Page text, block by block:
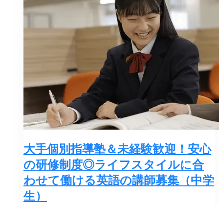
大手個別指導塾＆未経験歓迎！安心
の研修制度◎ライフスタイルに合
わせて働ける英語の講師募集（中学
生）